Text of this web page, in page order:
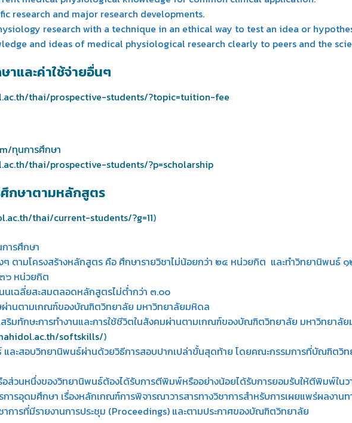
research and major research developments.
research with a technique in an ethical way to test an idea or
and ideas of medical physiological research clearly to peers and the
าและค่าใช้จ่ายอื่นๆ
thai/prospective-students/?topic=tuition-fee
ทุนการศึกษา
thai/prospective-students/?p=scholarship
ศึกษาตามหลักสูตร
thai/current-students/?g=11)
ารศึกษา
ๆ ตามโครงสร้างหลักสูตร คือ ศึกษารายวิชาไม่น้อยกว่า ๒๔ หน่วยกิต และทำวิทยานิพน
๖ หน่วยกิต
นเฉลี่ยสะสมตลอดหลักสูตรไม่ต่ำกว่า ๓.๐๐
านตามเกณฑ์ของบัณฑิตวิทยาลัย มหาวิทยาลัยมหิดล
สริมทักษะการทำงานและการใช้ชีวิตในสังคมผ่านตามเกณฑ์ของบัณฑิตวิทยาลัย มหาวิทยาลั
softskills/)
ละสอบวิทยานิพนธ์ผ่านด้วยวิธีการสอบปากเปล่าขั้นสุดท้าย โดยคณะกรรมการที่บัณฑิตวิท
ส่วนหนึ่งของวิทยานิพนธ์ต้องได้รับการตีพิมพ์หรืออย่างน้อยได้รับการยอมรับให้ตีพิมพ์ใน
ารอุดมศึกษา เรื่องหลักเกณฑ์การพิจารณาวารสารทางวิชาการสำหรับการเผยแพร่ผลงานท
าการที่มีรายงานการประชุม (Proceedings) และตามประกาศของบัณฑิตวิทยาลัย